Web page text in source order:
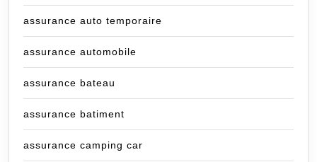
assurance auto temporaire
assurance automobile
assurance bateau
assurance batiment
assurance camping car